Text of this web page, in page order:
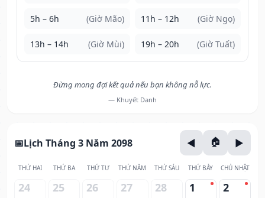
5h – 6h (Giờ Mão) 11h – 12h (Giờ Ngọ)
13h – 14h (Giờ Mùi) 19h – 20h (Giờ Tuất)
Đừng mong đợi kết quả nếu bạn không nỗ lực.
— Khuyết Danh
Lịch Tháng 3 Năm 2098
THỨ HAI THỨ BA THỨ TƯ THỨ NĂM THỨ SÁU THỨ BẢY CHỦ NHẬT
24 25 26 27 28 1 2